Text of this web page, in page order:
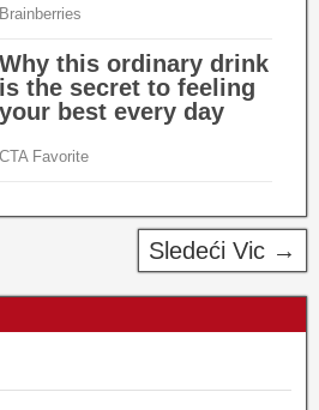
Sledeći Vic →